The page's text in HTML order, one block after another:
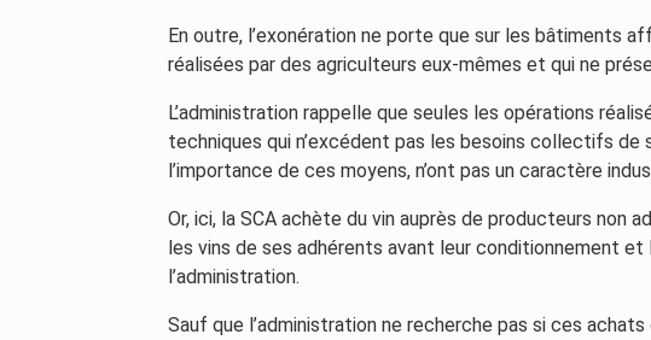
En outre, l’exonération ne porte que sur les bâtiments
réalisées par des agriculteurs eux-mêmes et qui ne
L’administration rappelle que seules les opérations
techniques qui n’excédent pas les besoins collectifs de
l’importance de ces moyens, n’ont pas un caractère
Or, ici, la SCA achète du vin auprès de producteurs non
les vins de ses adhérents avant leur conditionnement
l’administration.
Sauf que l’administration ne recherche pas si ces